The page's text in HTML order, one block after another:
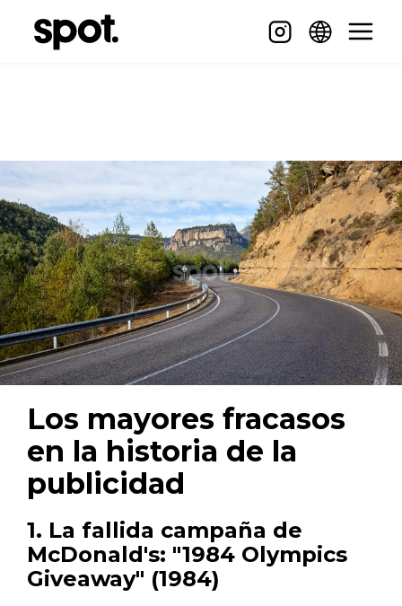
Los mayores fracasos
en la historia de la
publicidad
1. La fallida campaña de
McDonald's: "1984 Olympics
Giveaway" (1984)